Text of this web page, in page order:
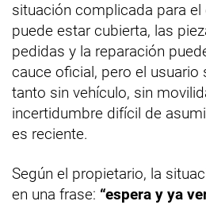
situación complicada para
puede estar cubierta, las
pedidas y la reparación
cauce oficial, pero el usuario
tanto sin vehículo, sin
incertidumbre difícil de
es reciente.
Según el propietario, la
en una frase: “espera y ya